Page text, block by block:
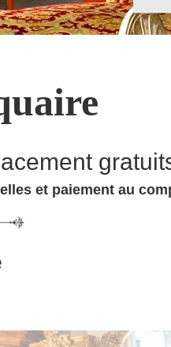
et paiement au